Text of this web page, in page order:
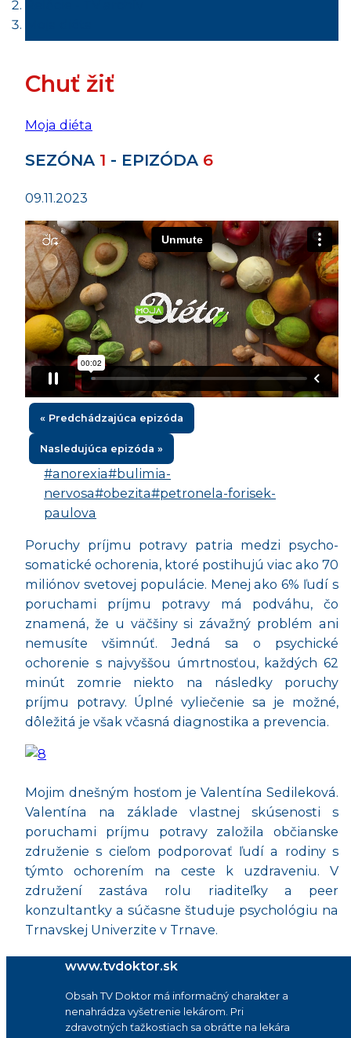
Chuť žiť
Moja diéta
SEZÓNA 1 - EPIZÓDA 6
09.11.2023
« Predchádzajúca epizóda
Nasledujúca epizóda »
#anorexia#bulimia-
nervosa#obezita#petronela-forisek-
paulova
Poruchy príjmu potravy patria medzi psycho-
somatické ochorenia, ktoré postihujú viac ako 70
miliónov svetovej populácie. Menej ako 6% ľudí s
poruchami príjmu potravy má podváhu, čo
znamená, že u väčšiny si závažný problém ani
nemusíte všimnúť. Jedná sa o psychické
ochorenie s najvyššou úmrtnosťou, každých 62
minút zomrie niekto na následky poruchy
príjmu potravy. Úplné vyliečenie sa je možné,
dôležitá je však včasná diagnostika a prevencia.
Mojim dnešným hosťom je Valentína Sedileková.
Valentína na základe vlastnej skúsenosti s
poruchami príjmu potravy založila občianske
združenie s cieľom podporovať ľudí a rodiny s
týmto ochorením na ceste k uzdraveniu. V
združení zastáva rolu riaditeľky a peer
konzultantky a súčasne študuje psychológiu na
Trnavskej Univerzite v Trnave.
www.tvdoktor.sk
Obsah TV Doktor má informačný charakter a
nenahrádza vyšetrenie lekárom. Pri
zdravotných ťažkostiach sa obráťte na lekára